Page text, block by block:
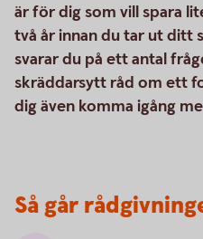
är för dig som vill spara
två år innan du tar ut ditt
svarar du på ett antal
skräddarsytt råd om ett
dig även komma igång
Så går